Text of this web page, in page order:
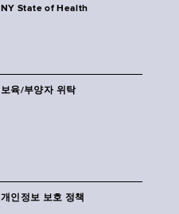
NY State of Health
보육/부양자 위탁
개인정보 보호 정책